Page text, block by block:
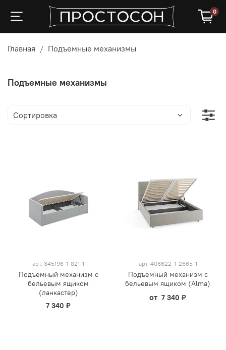
0
Главная Подъемные механизмы
Подъемные механизмы
арт. 345196-1-821-1
Подъемный механизм с
бельевым ящиком
(ланкастер)
7 340 ₽
арт. 406622-1-2665-1
Подъемный механизм с
бельевым ящиком (Alma)
от 7 340 ₽